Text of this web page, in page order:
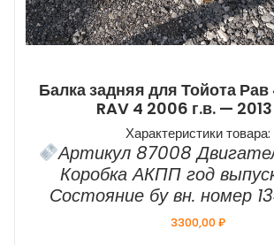
Балка задняя для Тойота
RAV 4 2006 г.в. — 2013
Характеристики товара:
Артикул 87008
Коробка АКПП год
Состояние бу вн. номер
3300,00₽